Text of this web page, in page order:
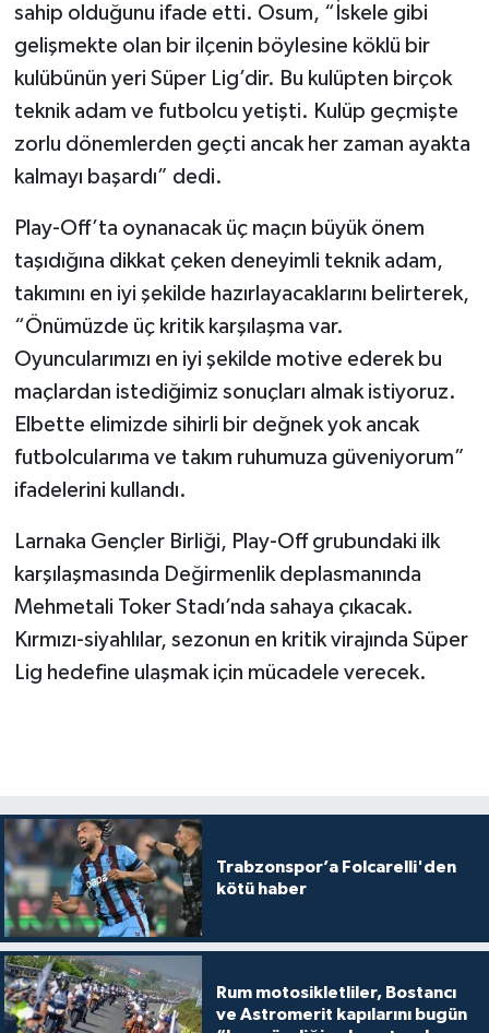
sahip olduğunu ifade etti. Osum, “İskele gibi
gelişmekte olan bir ilçenin böylesine köklü bir
kulübünün yeri Süper Lig’dir. Bu kulüpten birçok
teknik adam ve futbolcu yetişti. Kulüp geçmişte
zorlu dönemlerden geçti ancak her zaman ayakta
kalmayı başardı” dedi.
Play-Off’ta oynanacak üç maçın büyük önem
taşıdığına dikkat çeken deneyimli teknik adam,
takımını en iyi şekilde hazırlayacaklarını belirterek,
“Önümüzde üç kritik karşılaşma var.
Oyuncularımızı en iyi şekilde motive ederek bu
maçlardan istediğimiz sonuçları almak istiyoruz.
Elbette elimizde sihirli bir değnek yok ancak
futbolcularıma ve takım ruhumuza güveniyorum”
ifadelerini kullandı.
Larnaka Gençler Birliği, Play-Off grubundaki ilk
karşılaşmasında Değirmenlik deplasmanında
Mehmetali Toker Stadı’nda sahaya çıkacak.
Kırmızı-siyahlılar, sezonun en kritik virajında Süper
Lig hedefine ulaşmak için mücadele verecek.
Trabzonspor’a Folcarelli'den
kötü haber
Rum motosikletliler, Bostancı
ve Astromerit kapılarını bugün